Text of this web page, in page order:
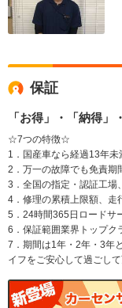
保証
「お得」・「納得
☆7つの特徴☆
1．国産車なら経過13年
2．万一の故障でも免責期
3．全国の指定・認証工場
4．修理の累積上限額、走
5．24時間365日ロードサ
6．保証範囲業界トップク
7．期間は1年・2年・3年
イフをご安心して過ごし